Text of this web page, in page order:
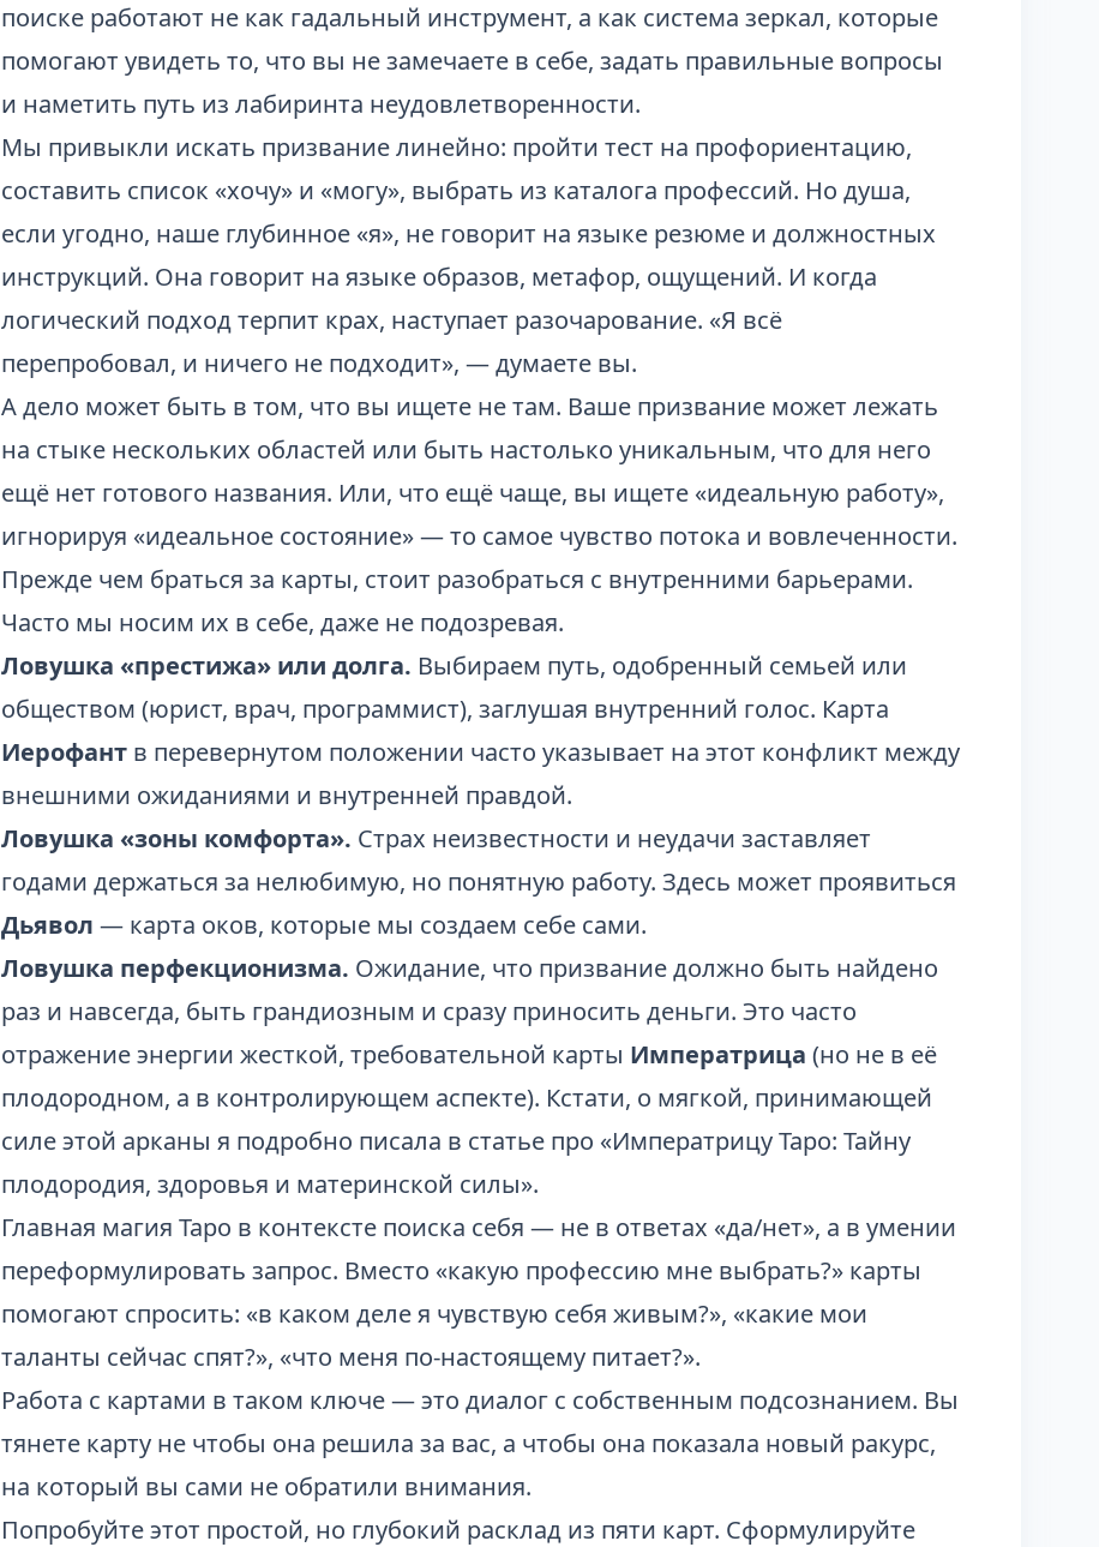
поиске работают не как гадальный инструмент, а как система зеркал, которые
помогают увидеть то, что вы не замечаете в себе, задать правильные вопросы
и наметить путь из лабиринта неудовлетворенности.
Мы привыкли искать призвание линейно: пройти тест на профориентацию,
составить список «хочу» и «могу», выбрать из каталога профессий. Но душа,
если угодно, наше глубинное «я», не говорит на языке резюме и должностных
инструкций. Она говорит на языке образов, метафор, ощущений. И когда
логический подход терпит крах, наступает разочарование. «Я всё
перепробовал, и ничего не подходит», — думаете вы.
А дело может быть в том, что вы ищете не там. Ваше призвание может лежать
на стыке нескольких областей или быть настолько уникальным, что для него
ещё нет готового названия. Или, что ещё чаще, вы ищете «идеальную работу»,
игнорируя «идеальное состояние» — то самое чувство потока и вовлеченности.
Прежде чем браться за карты, стоит разобраться с внутренними барьерами.
Часто мы носим их в себе, даже не подозревая.
Ловушка «престижа» или долга. Выбираем путь, одобренный семьей или
обществом (юрист, врач, программист), заглушая внутренний голос. Карта
Иерофантв перевернутом положении часто указывает на этот конфликт между
внешними ожиданиями и внутренней правдой.
Ловушка «зоны комфорта». Страх неизвестности и неудачи заставляет
годами держаться за нелюбимую, но понятную работу. Здесь может проявиться
Дьявол — карта оков, которые мы создаем себе сами.
Ловушка перфекционизма. Ожидание, что призвание должно быть найдено
раз и навсегда, быть грандиозным и сразу приносить деньги. Это часто
отражение энергии жесткой, требовательной карты Императрица (но не в её
плодородном, а в контролирующем аспекте). Кстати, о мягкой, принимающей
силе этой арканы я подробно писала в статье про «Императрицу Таро: Тайну
плодородия, здоровья и материнской силы».
Главная магия Таро в контексте поиска себя — не в ответах «да/нет», а в умении
переформулировать запрос. Вместо «какую профессию мне выбрать?» карты
помогают спросить: «в каком деле я чувствую себя живым?», «какие мои
таланты сейчас спят?», «что меня по-настоящему питает?».
Работа с картами в таком ключе — это диалог с собственным подсознанием. Вы
тянете карту не чтобы она решила за вас, а чтобы она показала новый ракурс,
на который вы сами не обратили внимания.
Попробуйте этот простой, но глубокий расклад из пяти карт. Сформулируйте